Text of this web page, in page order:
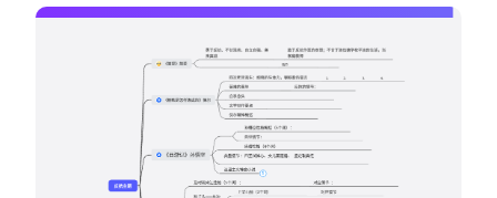
帮助中心